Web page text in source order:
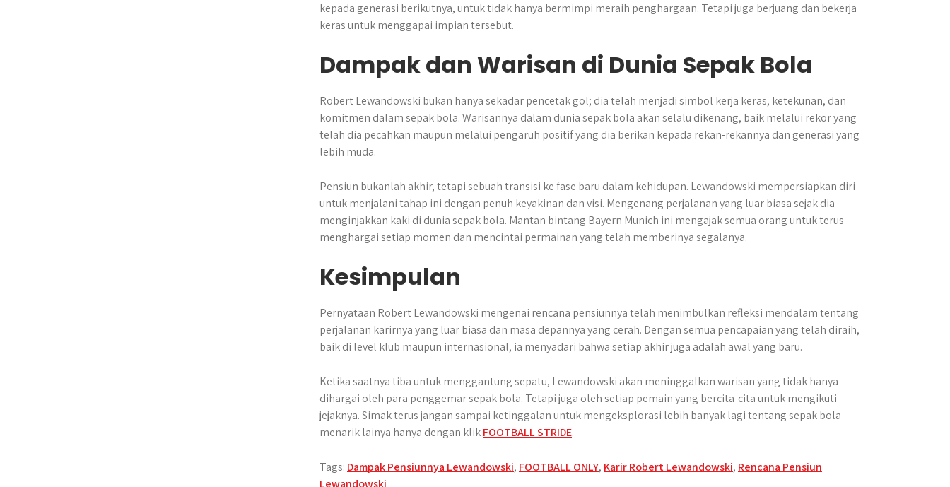
kepada generasi berikutnya, untuk tidak hanya bermimpi meraih penghargaan. Tetapi juga berjuang dan bekerja
keras untuk menggapai impian tersebut.
Dampak dan Warisan di Dunia Sepak Bola
Robert Lewandowski bukan hanya sekadar pencetak gol; dia telah menjadi simbol kerja keras, ketekunan, dan
komitmen dalam sepak bola. Warisannya dalam dunia sepak bola akan selalu dikenang, baik melalui rekor yang
telah dia pecahkan maupun melalui pengaruh positif yang dia berikan kepada rekan-rekannya dan generasi yang
lebih muda.
Pensiun bukanlah akhir, tetapi sebuah transisi ke fase baru dalam kehidupan. Lewandowski mempersiapkan diri
untuk menjalani tahap ini dengan penuh keyakinan dan visi. Mengenang perjalanan yang luar biasa sejak dia
menginjakkan kaki di dunia sepak bola. Mantan bintang Bayern Munich ini mengajak semua orang untuk terus
menghargai setiap momen dan mencintai permainan yang telah memberinya segalanya.
Kesimpulan
Pernyataan Robert Lewandowski mengenai rencana pensiunnya telah menimbulkan refleksi mendalam tentang
perjalanan karirnya yang luar biasa dan masa depannya yang cerah. Dengan semua pencapaian yang telah diraih,
baik di level klub maupun internasional, ia menyadari bahwa setiap akhir juga adalah awal yang baru.
Ketika saatnya tiba untuk menggantung sepatu, Lewandowski akan meninggalkan warisan yang tidak hanya
dihargai oleh para penggemar sepak bola. Tetapi juga oleh setiap pemain yang bercita-cita untuk mengikuti
jejaknya. Simak terus jangan sampai ketinggalan untuk mengeksplorasi lebih banyak lagi tentang sepak bola
menarik lainya hanya dengan klikFOOTBALL STRIDE.
Tags: Dampak Pensiunnya Lewandowski, FOOTBALL ONLY, Karir Robert Lewandowski, Rencana Pensiun
Lewandowski